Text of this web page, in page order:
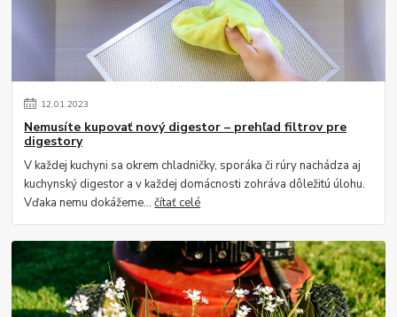
12.01.2023
Nemusíte kupovať nový digestor – prehľad filtrov pre
digestory
V každej kuchyni sa okrem chladničky, sporáka či rúry nachádza aj
kuchynský digestor a v každej domácnosti zohráva dôležitú úlohu.
Vďaka nemu dokážeme...čítať celé